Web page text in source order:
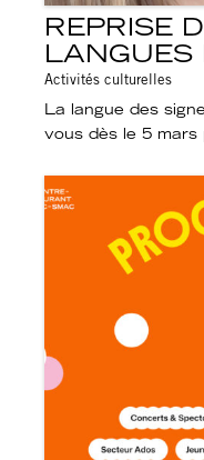
REPRISE
LANGUES
Activités culturelles
La langue des
vous dès le 5 mars